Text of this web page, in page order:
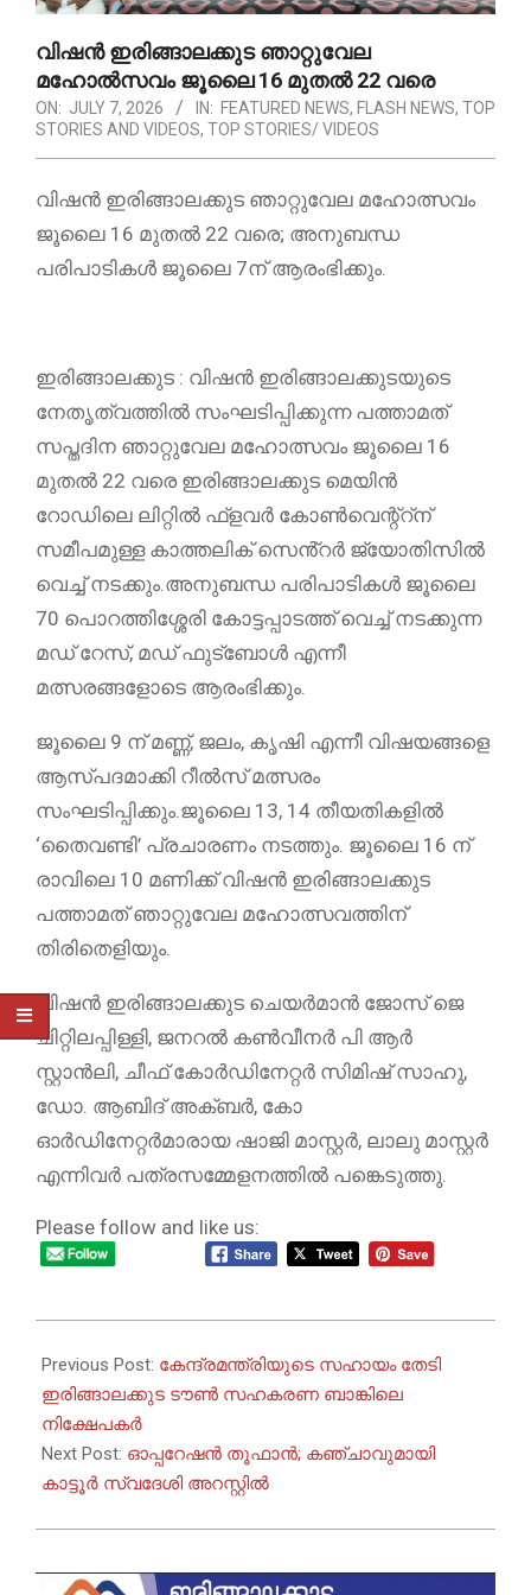
വിഷൻ ഇരിങ്ങാലക്കുട ഞാറ്റുവേല
മഹോൽസവം ജൂലൈ 16 മുതൽ 22 വരെ
ON: JULY 7, 2026 IN: FEATURED NEWS, FLASH NEWS, TOP
STORIES AND VIDEOS, TOP STORIES/ VIDEOS
വിഷൻ ഇരിങ്ങാലക്കുട ഞാറ്റുവേല മഹോത്സവം
ജൂലൈ 16 മുതൽ 22 വരെ; അനുബന്ധ
പരിപാടികൾ ജൂലൈ 7ന് ആരംഭിക്കും.
ഇരിങ്ങാലക്കുട : വിഷൻ ഇരിങ്ങാലക്കുടയുടെ
നേതൃത്വത്തിൽ സംഘടിപ്പിക്കുന്ന പത്താമത്
സപ്ത‌ദിന ഞാറ്റുവേല മഹോത്സവം ജൂലൈ 16
മുതൽ 22 വരെ ഇരിങ്ങാലക്കുട മെയിൻ
റോഡിലെ ലിറ്റിൽ ഫ്ളവർ കോൺവെന്റ്റ്ന്
സമീപമുള്ള കാത്തലിക് സെൻ്റർ ജ്യോതിസിൽ
വെച്ച് നടക്കും.അനുബന്ധ പരിപാടികൾ ജൂലൈ
70 പൊറത്തിശ്ശേരി കോട്ടപ്പാടത്ത് വെച്ച് നടക്കുന്ന
മഡ് റേസ്, മഡ് ഫുട്ബോൾ എന്നീ
മത്സരങ്ങളോടെ ആരംഭിക്കും.
ജൂലൈ 9 ന് മണ്ണ്, ജലം, കൃഷി എന്നീ വിഷയങ്ങളെ
ആസ്പദമാക്കി റീൽസ് മത്സരം
സംഘടിപ്പിക്കും.ജൂലൈ 13, 14 തീയതികളിൽ
‘തൈവണ്ടി’ പ്രചാരണം നടത്തും. ജൂലൈ 16 ന്
രാവിലെ 10 മണിക്ക് വിഷൻ ഇരിങ്ങാലക്കുട
പത്താമത് ഞാറ്റുവേല മഹോത്സവത്തിന്
തിരിതെളിയും.
വിഷൻ ഇരിങ്ങാലക്കുട ചെയർമാൻ ജോസ് ജെ
ചിറ്റിലപ്പിള്ളി, ജനറൽ കൺവീനർ പി ആർ
സ്റ്റാൻലി, ചീഫ് കോർഡിനേറ്റർ സിമിഷ് സാഹു,
ഡോ. ആബിദ് അക്ബർ, കോ
ഓർഡിനേറ്റർമാരായ ഷാജി മാസ്റ്റർ, ലാലു മാസ്റ്റർ
എന്നിവർ പത്രസമ്മേളനത്തിൽ പങ്കെടുത്തു.
Please follow and like us:
07-
07
Previous Post: കേന്ദ്രമന്ത്രിയുടെ സഹായം തേടി
ഇരിങ്ങാലക്കുട ടൗൺ സഹകരണ ബാങ്കിലെ
നിക്ഷേപകർ
Next Post: ഓപ്പറേഷൻ തൂഫാൻ; കഞ്ചാവുമായി
കാട്ടൂർ സ്വദേശി അറസ്റ്റിൽ